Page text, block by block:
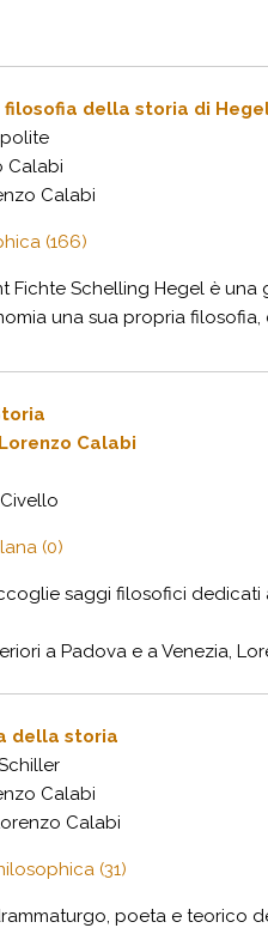
della storia di
Calabi
Calabi
(166)
Fichte Schelling Hegel è
una sua propria
Calabi
(0)
saggi filosofici dedicati
a Padova e a Venezia,
della storia
Calabi
Calabi
(31)
poeta e teorico